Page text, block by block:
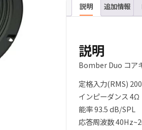
¥8,980
¥7,980
説明 追加情報
説明
Bomber Duo コア
定格入力(RMS)
インピーダンス 4Ω
能率 93.5 dB/SPL
応答周波数